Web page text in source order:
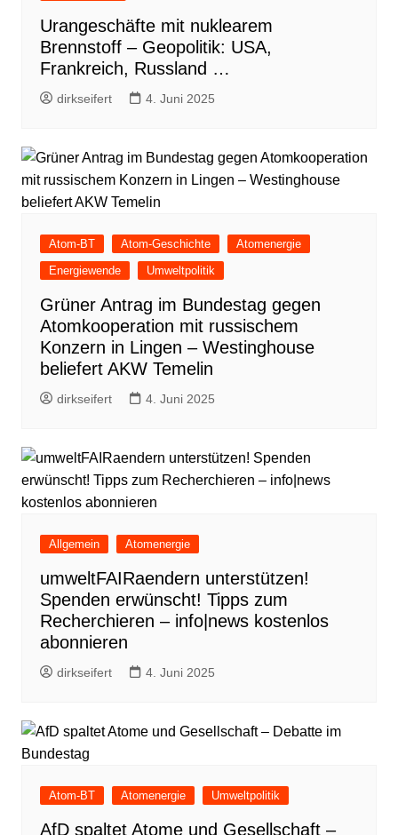
Urangeschäfte mit nuklearem
Brennstoff – Geopolitik: USA,
Frankreich, Russland …
dirkseifert 4. Juni 2025
Atom-BT Atom-Geschichte
Atomenergie
Energiewende
Umweltpolitik
Grüner Antrag im Bundestag gegen
Atomkooperation mit russischem
Konzern in Lingen – Westinghouse
beliefert AKW Temelin
dirkseifert 4. Juni 2025
Allgemein Atomenergie
umweltFAIRaendern unterstützen!
Spenden erwünscht! Tipps zum
Recherchieren – info|news kostenlos
abonnieren
dirkseifert 4. Juni 2025
Atom-BT Atomenergie Umweltpolitik
AfD spaltet Atome und Gesellschaft –